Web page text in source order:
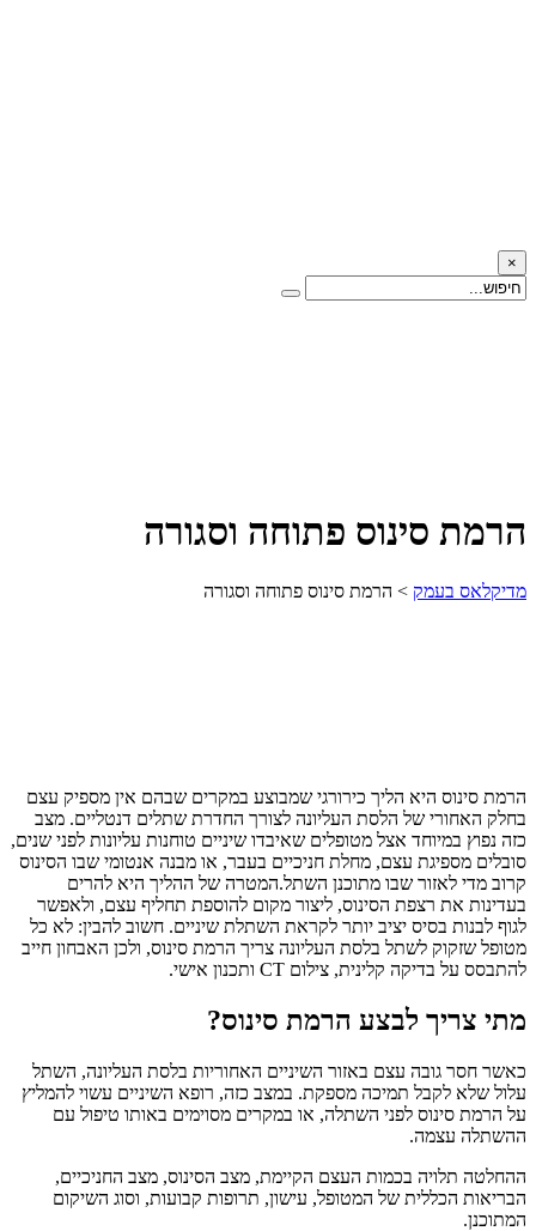
×
הרמת סינוס פתוחה וסגורה
מדיקלאס בעמק > הרמת סינוס פתוחה וסגורה
הרמת סינוס היא הליך כירורגי שמבוצע במקרים שבהם אין מספיק עצם
בחלק האחורי של הלסת העליונה לצורך החדרת שתלים דנטליים. מצב
כזה נפוץ במיוחד אצל מטופלים שאיבדו שיניים טוחנות עליונות לפני שנים,
סובלים מספיגת עצם, מחלת חניכיים בעבר, או מבנה אנטומי שבו הסינוס
קרוב מדי לאזור שבו מתוכנן השתל.המטרה של ההליך היא להרים
בעדינות את רצפת הסינוס, ליצור מקום להוספת תחליף עצם, ולאפשר
לגוף לבנות בסיס יציב יותר לקראת השתלת שיניים. חשוב להבין: לא כל
מטופל שזקוק לשתל בלסת העליונה צריך הרמת סינוס, ולכן האבחון חייב
להתבסס על בדיקה קלינית, צילום CT ותכנון אישי.
מתי צריך לבצע הרמת סינוס?
כאשר חסר גובה עצם באזור השיניים האחוריות בלסת העליונה, השתל
עלול שלא לקבל תמיכה מספקת. במצב כזה, רופא השיניים עשוי להמליץ
על הרמת סינוס לפני השתלה, או במקרים מסוימים באותו טיפול עם
ההשתלה עצמה.
ההחלטה תלויה בכמות העצם הקיימת, מצב הסינוס, מצב החניכיים,
הבריאות הכללית של המטופל, עישון, תרופות קבועות, וסוג השיקום
המתוכנן.